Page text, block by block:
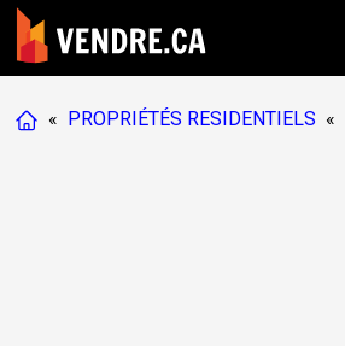
« PROPRIÉTÉS RESIDENTIELS «